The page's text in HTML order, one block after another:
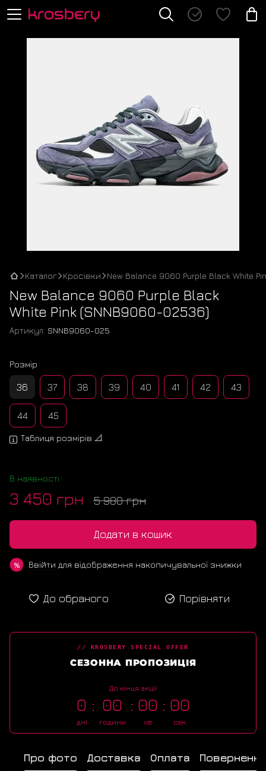
Каталог Кросівки New Balance 9060 Purple Black White
New Balance 9060 Purple Black
White Pink (SNNB9060-02536)
Артикул: SNNB9060-025
Розмір
36 37 38 39 40 41 42 43
44 45
Таблиця розмірів 📐
В наявності
3 450 грн 5 980 грн
Додати в кошик
% Ввійти для відображення накопичувальної знижки
До обраного Порівняти
// KROSBERY SPECIAL OFFER
СЕЗОННА ПРОПОЗИЦІЯ
До кінця акції
0
дні
00
години
00
хв
00
сек
Про фото Доставка Оплата Повернення